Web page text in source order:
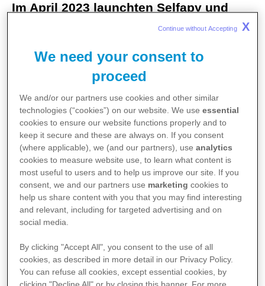
Im April 2023 launchten Selfapy und
„Selfapys Online-Kurs bei chronischen
Schmerzen“, einen erstattungsfähigen
12-wöchigen Onlinekurs mit Video-,
Text-, und Audio-Inhalten für
Patient:innen mit Rückenschmerzen
und chronischen Schmerzen. Selfapy
ist einer der größten Anbieter für DiGA
auf dem deutschen Markt und Profi für
die Entwicklung digitaler Anwendungen.
Vermarktung der App hat sich das junge
Unternehmen zu einer Kooperation mit
We need your consent to
proceed
We and/or our partners use cookies and other similar
technologies (“cookies”) on our website. We useessential
cookies to ensure our website functions properly and to
keep it secure and these are always on. If you consent
(where applicable), we (and our partners), useanalytics
cookies to measure website use, to learn what content is
most useful to users and to help us improve our site. If you
consent, we and our partners use marketing cookies to
help us share content with you that you may find interesting
and relevant, including for targeted advertising and on
social media.
By clicking "Accept All", you consent to the use of all
cookies, as described in more detail in our Privacy Policy.
You can refuse all cookies, except essential cookies, by
Continue without Accepting X